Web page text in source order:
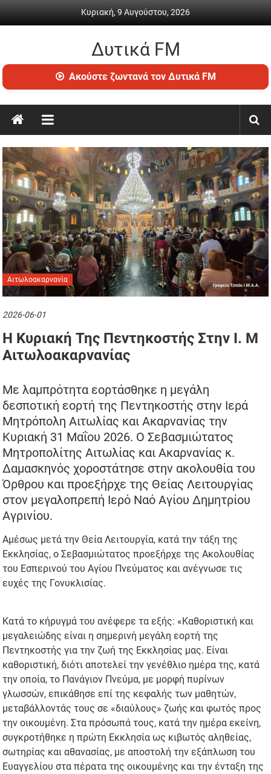
Κυριακή, 9 Αυγούστου, 2026
Δυτικά FM
Ραδιόφωνο
•
ενημέρωση
Ακούστε ζωντανά τον Δυτικά FM
Αιτωλοακαρνανία
2026-06-01
Η Κυριακή Της Πεντηκοστής Στην Ι. Μ
Αιτωλοακαρνανίας
Με λαμπρότητα εορτάσθηκε η μεγάλη
δεσποτική εορτή της Πεντηκοστής στην Ιερά
Μητρόπολη Αιτωλίας και Ακαρνανίας την
Κυριακή 31 Μαΐου 2026. Ο Σεβασμιώτατος
Μητροπολίτης Αιτωλίας και Ακαρνανίας κ.
Δαμασκηνός χοροστάτησε στην ακολουθία του
Όρθρου και προεξήρχε της Θείας Λειτουργίας
στον μεγαλοπρεπή Ιερό Ναό Αγίου Δημητρίου
Αγρινίου.
Αμέσως μετά την Θεία Λειτουργία, κατά την τάξη της
Εκκλησίας, ο Σεβασμιώτατος προεξήρχε της Ακολουθίας
του Εσπερινού του Αγίου Πνεύματος και ανέγνωσε τις
ευχές της Γονυκλισίας.
Κατά το κήρυγμά του ανέφερε τα εξής: «Καθοριστική και
μεγαλειώδης είναι η σημερινή μεγάλη εορτή της
Πεντηκοστής για την ζωή της Εκκλησίας μας. Είναι
καθοριστική, διότι αποτελεί την γενέθλιο ημέρα της, κατά
την οποία, το Πανάγιον Πνεύμα, με μορφή πυρίνων
γλωσσών, επικάθησε επί της κεφαλής των μαθητών,
μεταβάλλοντάς τους σε «διαύλους» ζωής και φωτός προς
την οικουμένη. Στα πρόσωπά τους, κατά την ημέρα εκείνη,
συγκροτήθηκε η πρώτη Εκκλησία ως κιβωτός αληθείας,
σωτηρίας και αθανασίας, με αποστολή την εξάπλωση του
Ευαγγελίου στα πέρατα της οικουμένης και την ένταξη της